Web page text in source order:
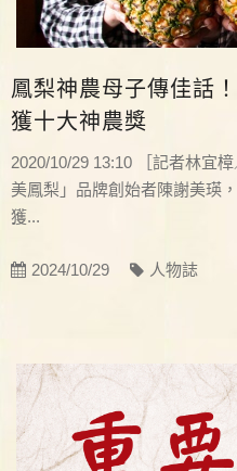
鳳梨神農母子傳佳話
獲十大神農獎
2020/10/29 13:10 ［記者林宜
美鳳梨」品牌創始者陳謝美瑛
獲...
2024/10/29 人物誌